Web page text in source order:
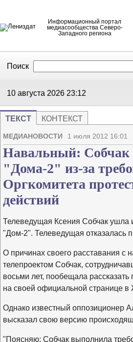
Информационный портал
медиасообщества Северо-
Западного региона
Поиск
10 августа 2026 23:12
ТЕКСТ КОНТЕКСТ
МЕДИАНОВОСТИ 1 июля 2012 16:01
Навальный: Собчак
"Дома-2" из-за
Оргкомитета
действий
Телеведущая Ксения Собчак ушла
"Дом-2". Телеведущая отказалась
О причинах своего расставания с
телепроектом Собчак,
восьми лет, пообещала рассказать
на своей официальной странице
Однако известный оппозиционер
высказал свою версию
"Поясняю: Собчак выполнила